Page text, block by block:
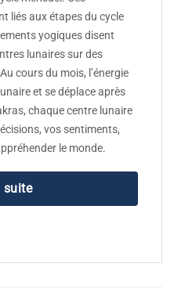
liés aux étapes du cycle
yogiques disent
lunaires sur des
cours du mois, l’énergie
et se déplace après
chaque centre lunaire
vos sentiments,
le monde.
suite